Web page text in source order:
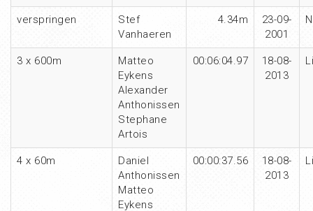
verspringen
Stef
Vanhaeren
4.34m
23-09-
2001
3 x 600m
Matteo
Eykens
Alexander
Anthonissen
Stephane
Artois
00:06:04.97
18-08-
2013
4 x 60m
Daniel
Anthonissen
Matteo
Eykens
00:00:37.56
18-08-
2013